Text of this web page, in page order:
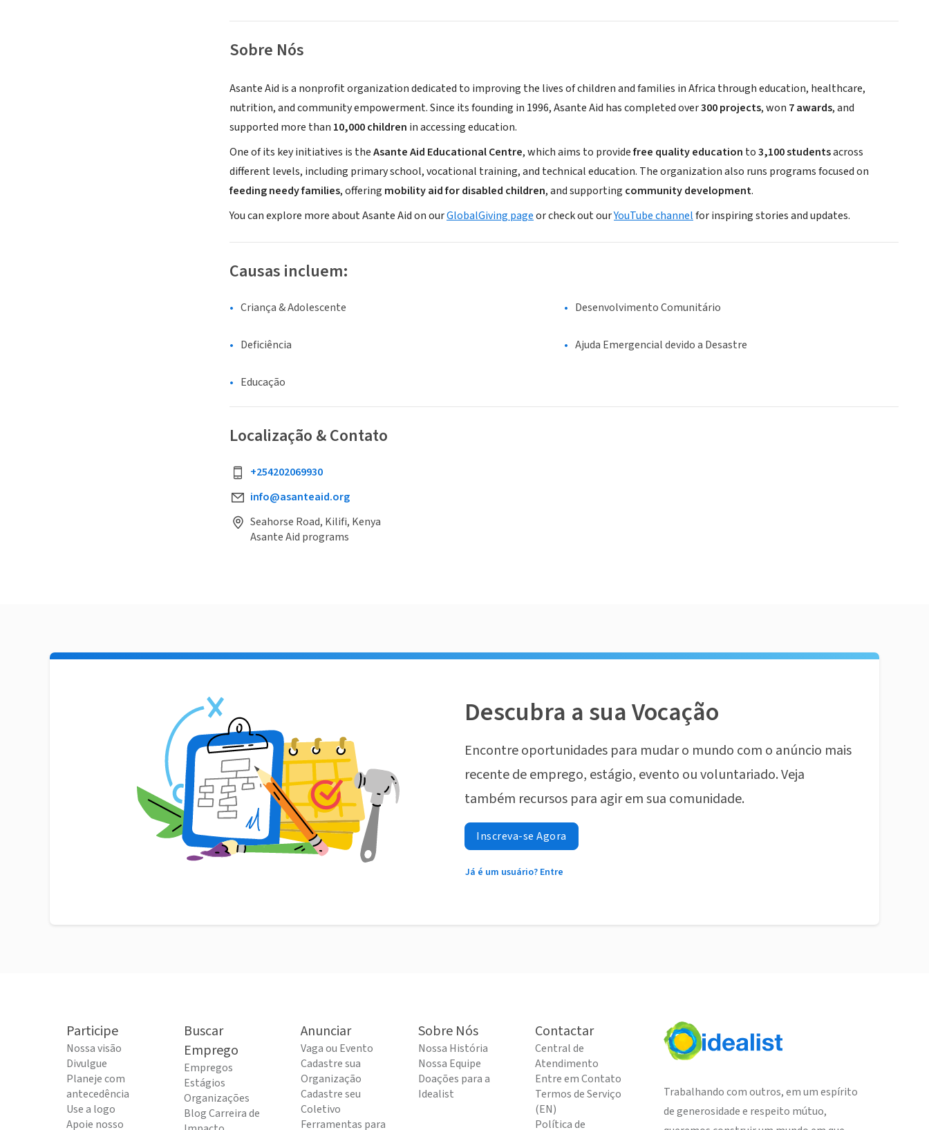
Sobre Nós
Asante Aid is a nonprofit organization dedicated to improving the lives of children and families in Africa through education, healthcare,
nutrition, and community empowerment. Since its founding in 1996, Asante Aid has completed over300 projects, won 7 awards, and
supported more than 10,000 children in accessing education.
One of its key initiatives is theAsante Aid Educational Centre, which aims to providefree quality education to3,100 studentsacross
different levels, including primary school, vocational training, and technical education. The organization also runs programs focused on
feeding needy families, offering mobility aid for disabled children, and supporting community development.
You can explore more about Asante Aid on ourGlobalGiving pageor check out ourYouTube channelfor inspiring stories and updates.
Causas incluem:
Criança & Adolescente Desenvolvimento Comunitário
Deficiência Ajuda Emergencial devido a Desastre
Educação
Localização & Contato
+254202069930
info@asanteaid.org
Seahorse Road, Kilifi, Kenya
Asante Aid programs
Descubra a sua Vocação
Encontre oportunidades para mudar o mundo com o anúncio mais
recente de emprego, estágio, evento ou voluntariado. Veja
também recursos para agir em sua comunidade.
Inscreva-se Agora
Já é um usuário? Entre
Participe
Nossa visão
Divulgue
Planeje com
antecedência
Use a logo
Apoie nosso
Buscar
Emprego
Empregos
Estágios
Organizações
Blog Carreira de
Anunciar
Vaga ou Evento
Cadastre sua
Organização
Cadastre seu
Coletivo
Ferramentas para
Sobre Nós
Nossa História
Nossa Equipe
Doações para a
Idealist
Contactar
Central de
Atendimento
Entre em Contato
Termos de Serviço
(EN)
Política de
Trabalhando com outros, em um espírito
de generosidade e respeito mútuo,